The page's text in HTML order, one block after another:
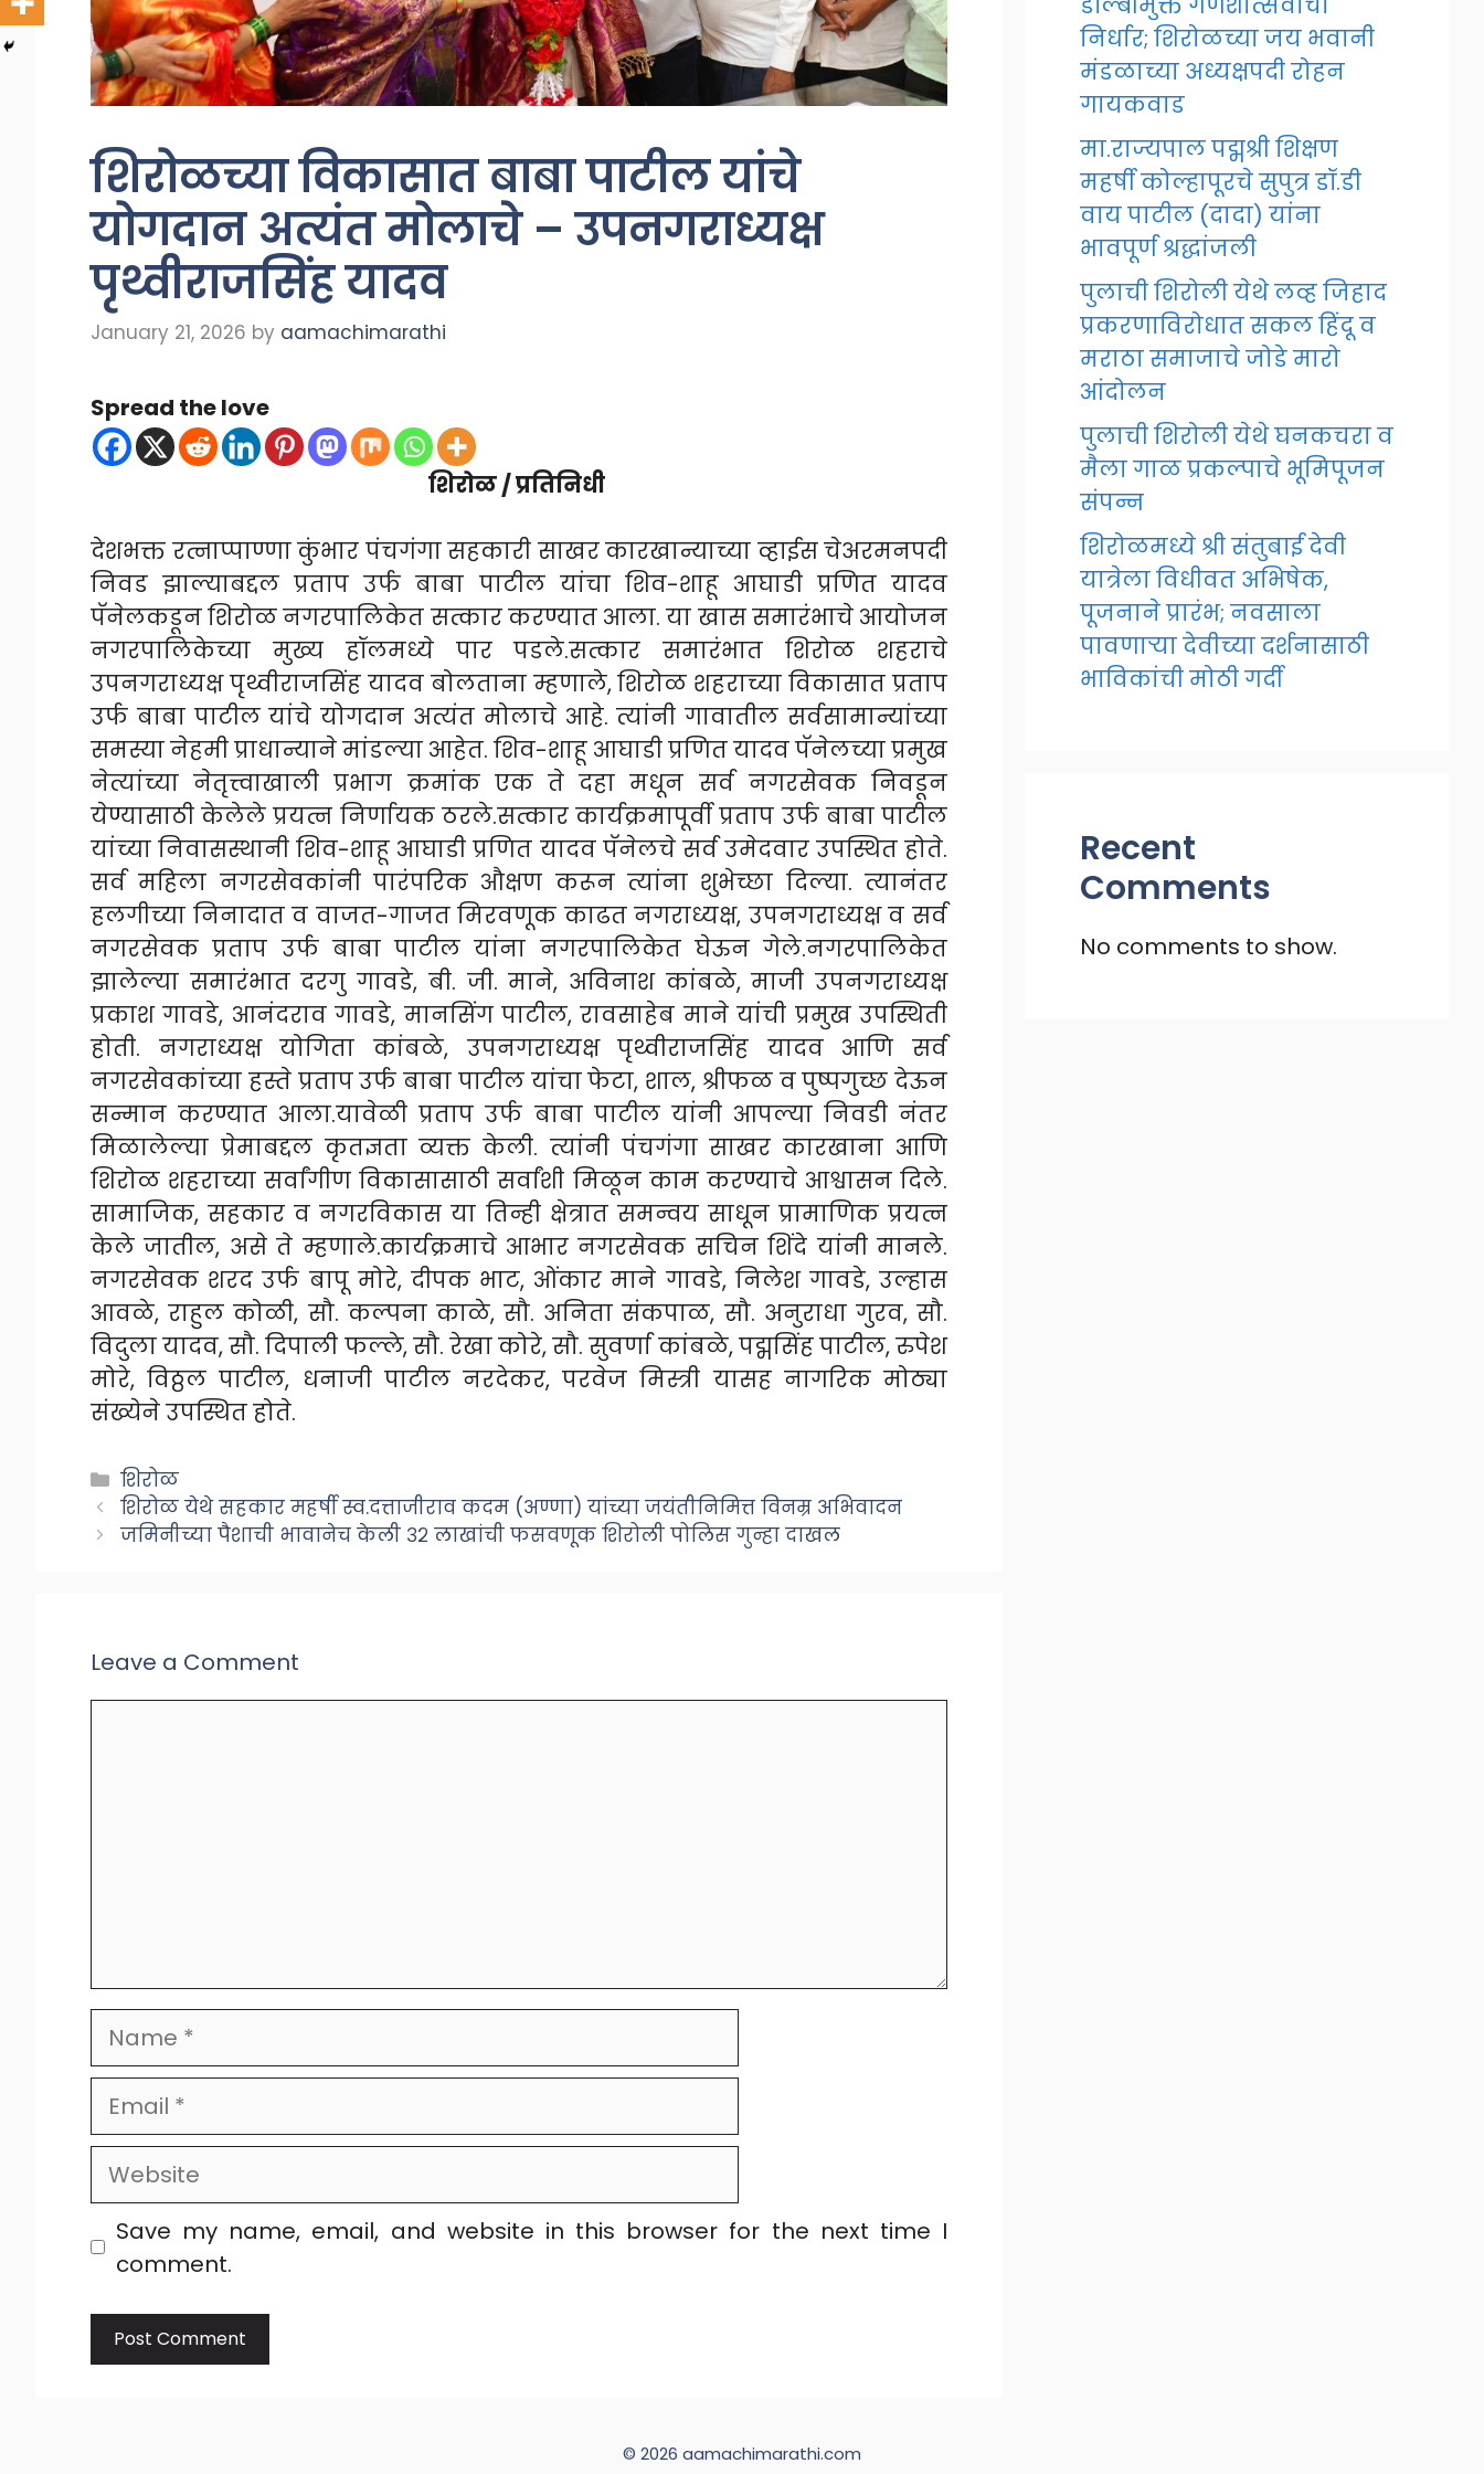
शिरोळच्या विकासात बाबा पाटील यांचे
योगदान अत्यंत मोलाचे – उपनगराध्यक्ष
पृथ्वीराजसिंह यादव
January 21, 2026 by aamachimarathi
Spread the love
शिरोळ / प्रतिनिधी
देशभक्त रत्नाप्पाण्णा कुंभार पंचगंगा सहकारी साखर कारखान्याच्या व्हाईस चेअरमनपदी
निवड झाल्याबद्दल प्रताप उर्फ बाबा पाटील यांचा शिव-शाहू आघाडी प्रणित यादव
पॅनेलकडून शिरोळ नगरपालिकेत सत्कार करण्यात आला. या खास समारंभाचे आयोजन
नगरपालिकेच्या मुख्य हॉलमध्ये पार पडले.सत्कार समारंभात शिरोळ शहराचे
उपनगराध्यक्ष पृथ्वीराजसिंह यादव बोलताना म्हणाले, शिरोळ शहराच्या विकासात प्रताप
उर्फ बाबा पाटील यांचे योगदान अत्यंत मोलाचे आहे. त्यांनी गावातील सर्वसामान्यांच्या
समस्या नेहमी प्राधान्याने मांडल्या आहेत. शिव-शाहू आघाडी प्रणित यादव पॅनेलच्या प्रमुख
नेत्यांच्या नेतृत्त्वाखाली प्रभाग क्रमांक एक ते दहा मधून सर्व नगरसेवक निवडून
येण्यासाठी केलेले प्रयत्न निर्णायक ठरले.सत्कार कार्यक्रमापूर्वी प्रताप उर्फ बाबा पाटील
यांच्या निवासस्थानी शिव-शाहू आघाडी प्रणित यादव पॅनेलचे सर्व उमेदवार उपस्थित होते.
सर्व महिला नगरसेवकांनी पारंपरिक औक्षण करून त्यांना शुभेच्छा दिल्या. त्यानंतर
हलगीच्या निनादात व वाजत-गाजत मिरवणूक काढत नगराध्यक्ष, उपनगराध्यक्ष व सर्व
नगरसेवक प्रताप उर्फ बाबा पाटील यांना नगरपालिकेत घेऊन गेले.नगरपालिकेत
झालेल्या समारंभात दरगु गावडे, बी. जी. माने, अविनाश कांबळे, माजी उपनगराध्यक्ष
प्रकाश गावडे, आनंदराव गावडे, मानसिंग पाटील, रावसाहेब माने यांची प्रमुख उपस्थिती
होती. नगराध्यक्ष योगिता कांबळे, उपनगराध्यक्ष पृथ्वीराजसिंह यादव आणि सर्व
नगरसेवकांच्या हस्ते प्रताप उर्फ बाबा पाटील यांचा फेटा, शाल, श्रीफळ व पुष्पगुच्छ देऊन
सन्मान करण्यात आला.यावेळी प्रताप उर्फ बाबा पाटील यांनी आपल्या निवडी नंतर
मिळालेल्या प्रेमाबद्दल कृतज्ञता व्यक्त केली. त्यांनी पंचगंगा साखर कारखाना आणि
शिरोळ शहराच्या सर्वांगीण विकासासाठी सर्वांशी मिळून काम करण्याचे आश्वासन दिले.
सामाजिक, सहकार व नगरविकास या तिन्ही क्षेत्रात समन्वय साधून प्रामाणिक प्रयत्न
केले जातील, असे ते म्हणाले.कार्यक्रमाचे आभार नगरसेवक सचिन शिंदे यांनी मानले.
नगरसेवक शरद उर्फ बापू मोरे, दीपक भाट, ओंकार माने गावडे, निलेश गावडे, उल्हास
आवळे, राहुल कोळी, सौ. कल्पना काळे, सौ. अनिता संकपाळ, सौ. अनुराधा गुरव, सौ.
विदुला यादव, सौ. दिपाली फल्ले, सौ. रेखा कोरे, सौ. सुवर्णा कांबळे, पद्मसिंह पाटील, रुपेश
मोरे, विठ्ठल पाटील, धनाजी पाटील नरदेकर, परवेज मिस्त्री यासह नागरिक मोठ्या
संख्येने उपस्थित होते.
Categories
शिरोळ
शिरोळ येथे सहकार महर्षी स्व.दत्ताजीराव कदम (अण्णा) यांच्या जयंतीनिमित्त विनम्र अभिवादन
जमिनीच्या पैशाची भावानेच केली ३२ लाखांची फसवणूक शिरोली पोलिस गुन्हा दाखल
Leave a Comment
Name
Email
Website
Save my name, email, and website in this browser for the next time I
comment.
निर्धार; शिरोळच्या जय भवानी
मंडळाच्या अध्यक्षपदी रोहन
गायकवाड
मा.राज्यपाल पद्मश्री शिक्षण
महर्षी कोल्हापूरचे सुपुत्र डॉ.डी
वाय पाटील (दादा) यांना
भावपूर्ण श्रद्धांजली
पुलाची शिरोली येथे लव्ह जिहाद
प्रकरणाविरोधात सकल हिंदू व
मराठा समाजाचे जोडे मारो
आंदोलन
पुलाची शिरोली येथे घनकचरा व
मैला गाळ प्रकल्पाचे भूमिपूजन
संपन्न
शिरोळमध्ये श्री संतुबाई देवी
यात्रेला विधीवत अभिषेक,
पूजनाने प्रारंभ; नवसाला
पावणाऱ्या देवीच्या दर्शनासाठी
भाविकांची मोठी गर्दी
Recent
Comments
No comments to show.
© 2026 aamachimarathi.com